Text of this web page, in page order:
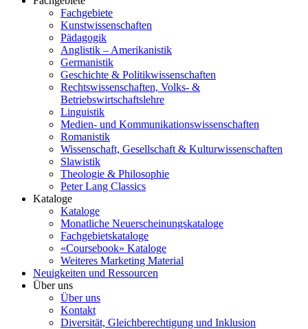
Fachgebiete
Kunstwissenschaften
Pädagogik
Anglistik – Amerikanistik
Germanistik
Geschichte & Politikwissenschaften
Rechtswissenschaften, Volks- &
Betriebswirtschaftslehre
Linguistik
Medien- und Kommunikationswissenschaften
Romanistik
Wissenschaft, Gesellschaft & Kulturwissenschaften
Slawistik
Theologie & Philosophie
Peter Lang Classics
Kataloge
Kataloge
Monatliche Neuerscheinungskataloge
Fachgebietskataloge
«Coursebook» Kataloge
Weiteres Marketing Material
Neuigkeiten und Ressourcen
Über uns
Über uns
Kontakt
Diversität, Gleichberechtigung und Inklusion